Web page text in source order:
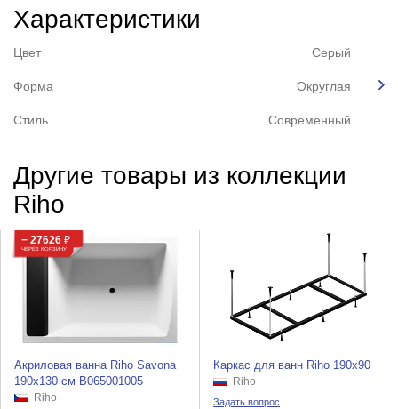
Характеристики
Цвет Серый
Форма Округлая
Стиль Современный
Другие товары из коллекции
Riho
− 27626 ₽
ЧЕРЕЗ КОРЗИНУ
Акриловая ванна Riho Savona
190x130 см B065001005
Riho
Каркас для ванн Riho 190x90
Riho
Задать вопрос